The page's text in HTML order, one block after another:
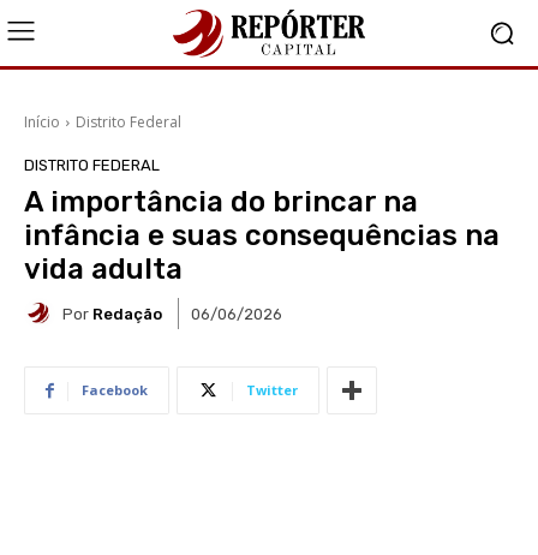
Início Distrito Federal
DISTRITO FEDERAL
A importância do brincar na
infância e suas consequências na
vida adulta
Por Redação 06/06/2026
Facebook Twitter